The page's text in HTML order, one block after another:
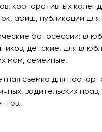
корпоративных
афиш, публикаций для
фотосессии:
детские, для
мам, семейные.
съемка для
водительских